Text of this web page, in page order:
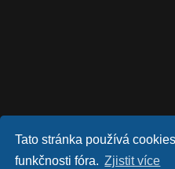
Tato stránka používá
funkčnosti fóra. Zjistit více